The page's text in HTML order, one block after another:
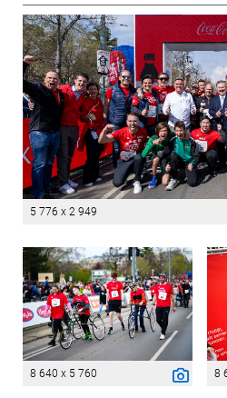
5 776 x 2 949
8 640 x 5 760 8